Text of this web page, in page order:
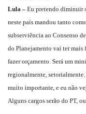
Lula – Eu pretendo diminuir
neste país mandou tanto
subserviência ao Consenso
do Planejamento vai ter mais
fazer orçamento. Será um
regionalmente,
muito importante, e eu não
Alguns cargos serão do PT,